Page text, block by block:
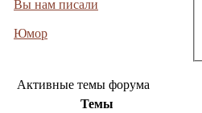
Вы нам писали
Юмор
Активные темы форума
Темы